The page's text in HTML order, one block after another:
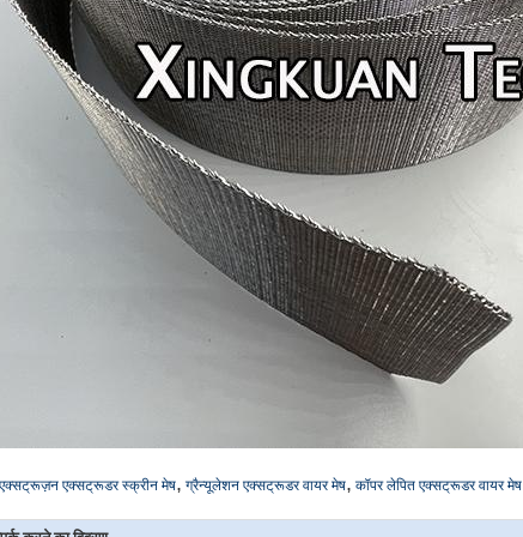
एक्सट्रूज़न एक्सट्रूडर स्क्रीन मेष, ग्रैन्यूलेशन एक्सट्रूडर वायर मेष, कॉपर लेपित एक्सट्रूडर वायर मेष